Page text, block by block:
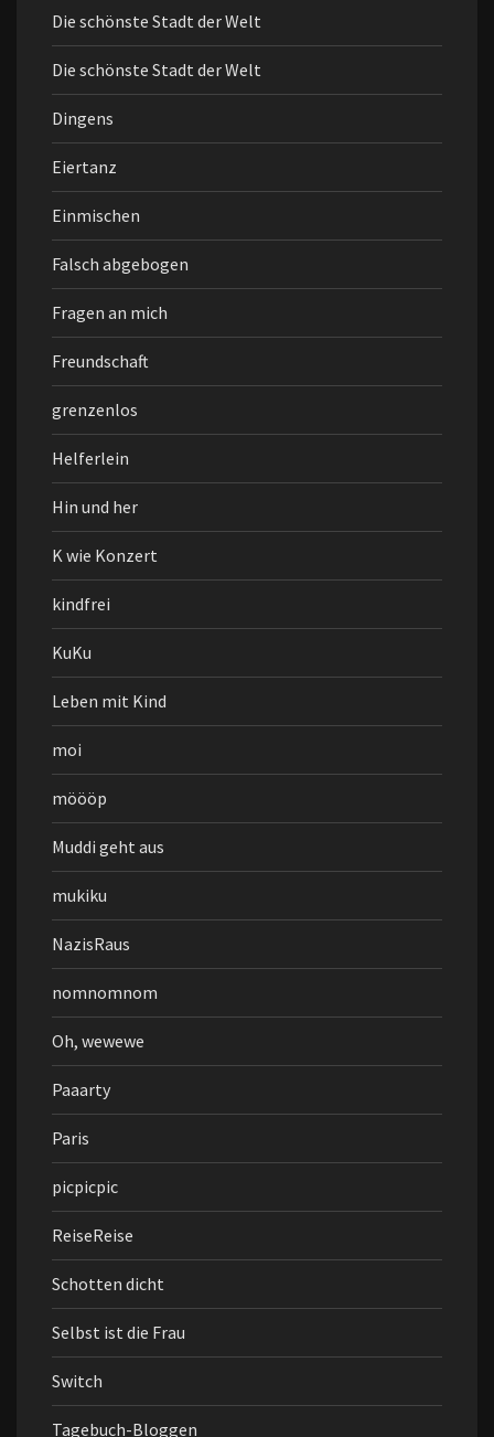
Die schönste Stadt der Welt
Die schönste Stadt der Welt
Dingens
Eiertanz
Einmischen
Falsch abgebogen
Fragen an mich
Freundschaft
grenzenlos
Helferlein
Hin und her
K wie Konzert
kindfrei
KuKu
Leben mit Kind
moi
möööp
Muddi geht aus
mukiku
NazisRaus
nomnomnom
Oh, wewewe
Paaarty
Paris
picpicpic
ReiseReise
Schotten dicht
Selbst ist die Frau
Switch
Tagebuch-Bloggen